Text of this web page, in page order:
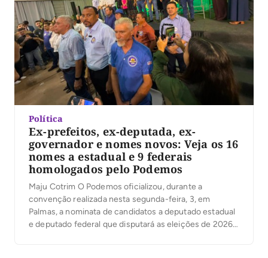
Política
Ex-prefeitos, ex-deputada, ex-
governador e nomes novos: Veja os 16
nomes a estadual e 9 federais
homologados pelo Podemos
Maju Cotrim O Podemos oficializou, durante a
convenção realizada nesta segunda-feira, 3, em
Palmas, a nominata de candidatos a deputado estadual
e deputado federal que disputará as eleições de 2026.